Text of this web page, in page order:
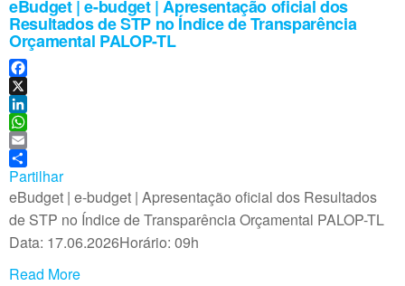
eBudget | e-budget | Apresentação oficial dos
Resultados de STP no Índice de Transparência
Orçamental PALOP-TL
F
a
c
e
b
o
o
k
X
L
i
n
k
e
d
I
n
W
h
a
t
s
A
p
p
E
m
a
i
l
Partilhar
eBudget | e-budget | Apresentação oficial dos Resultados
de STP no Índice de Transparência Orçamental PALOP-TL
Data: 17.06.2026Horário: 09h
Read More